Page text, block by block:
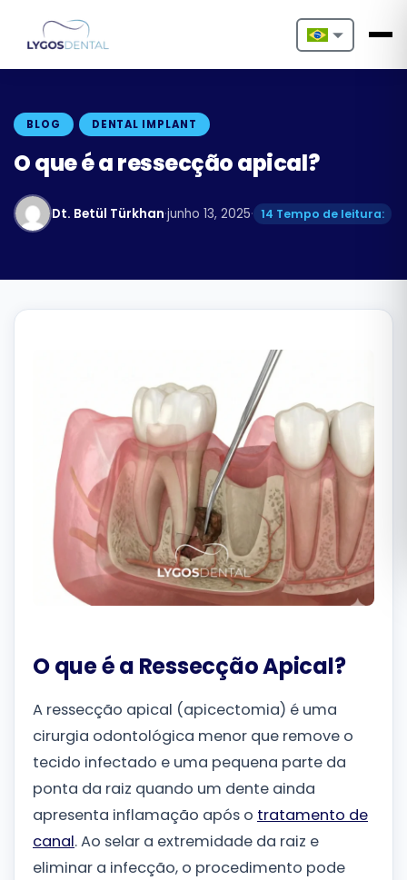
Nederlands
Français
Español
Български
Română
Русский
BLOG DENTAL IMPLANT
O que é a ressecção apical?
Dt. Betül Türkhan·junho 13, 2025· 14 Tempo de leitura:
O que é a Ressecção Apical?
A ressecção apical (apicectomia) é uma
cirurgia odontológica menor que remove o
tecido infectado e uma pequena parte da
ponta da raiz quando um dente ainda
apresenta inflamação após o tratamento de
canal. Ao selar a extremidade da raiz e
eliminar a infecção, o procedimento pode